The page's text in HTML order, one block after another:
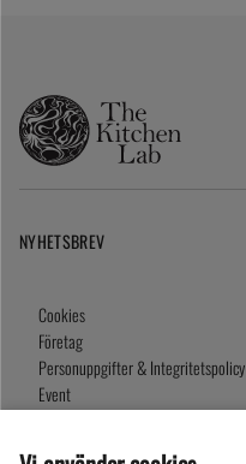
NYHETSBREV
Cookies
Företag
Personuppgifter & Integritetspolicy
Event